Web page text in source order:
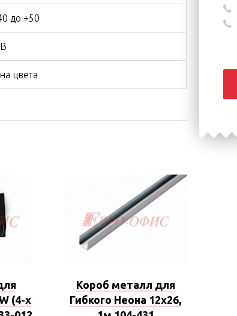
до +50
цвета
(4-х
Короб металл для
Гибкого Неона 12х26,